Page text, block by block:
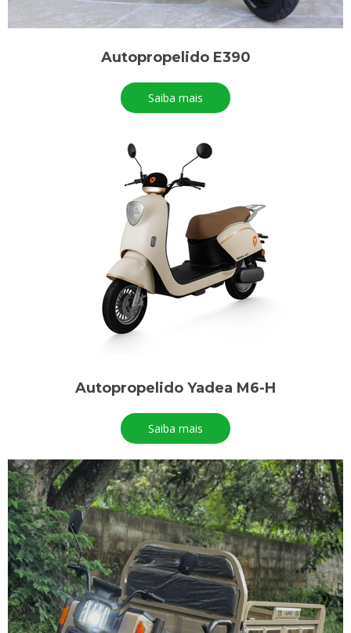
Autopropelido E390
Saiba mais
Autopropelido Yadea M6-H
Saiba mais